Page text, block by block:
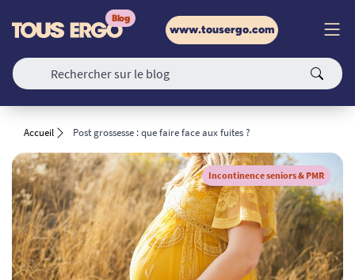
www.tousergo.com
Accueil Post grossesse : que faire face aux fuites ?
Incontinence seniors & PMR